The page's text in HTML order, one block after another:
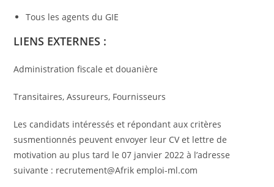
Tous les agents du GIE
LIENS EXTERNES :
Administration fiscale et douanière
Transitaires, Assureurs, Fournisseurs
Les candidats intéressés et répondant aux critères
susmentionnés peuvent envoyer leur CV et lettre de
motivation au plus tard le 07 janvier 2022 à l’adresse
suivante : recrutement@Afrik emploi-ml.com